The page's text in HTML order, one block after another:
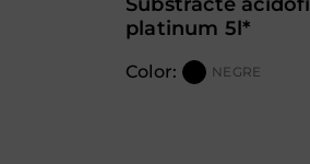
platinum 5l*
Color: NEGRE